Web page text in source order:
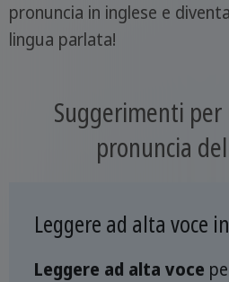
pronuncia in inglese e
lingua parlata!
Suggerimenti
pronuncia
Leggere ad alta voce
Leggere ad alta voce